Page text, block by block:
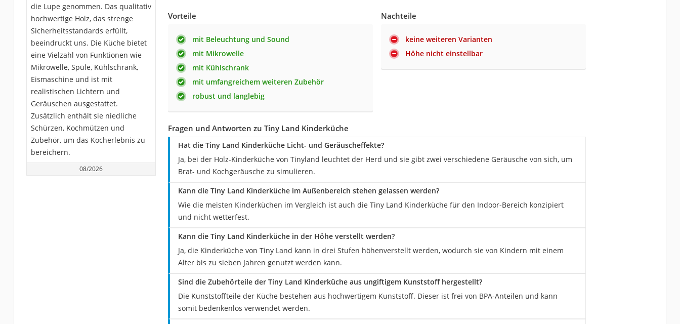
die Lupe genommen. Das qualitativ
hochwertige Holz, das strenge
Sicherheitsstandards erfüllt,
beeindruckt uns. Die Küche bietet
eine Vielzahl von Funktionen wie
Mikrowelle, Spüle, Kühlschrank,
Eismaschine und ist mit
realistischen Lichtern und
Geräuschen ausgestattet.
Zusätzlich enthält sie niedliche
Schürzen, Kochmützen und
Zubehör, um das Kocherlebnis zu
bereichern.
08/2026
Vorteile
mit Beleuchtung und Sound
mit Mikrowelle
mit Kühlschrank
mit umfangreichem weiteren Zubehör
robust und langlebig
Nachteile
keine weiteren Varianten
Höhe nicht einstellbar
Fragen und Antworten zu Tiny Land Kinderküche
Hat die Tiny Land Kinderküche Licht- und Geräuscheffekte?
Ja, bei der Holz-Kinderküche von Tinyland leuchtet der Herd und sie gibt zwei verschiedene Geräusche von sich, um
Brat- und Kochgeräusche zu simulieren.
Kann die Tiny Land Kinderküche im Außenbereich stehen gelassen werden?
Wie die meisten Kinderküchen im Vergleich ist auch die Tiny Land Kinderküche für den Indoor-Bereich konzipiert
und nicht wetterfest.
Kann die Tiny Land Kinderküche in der Höhe verstellt werden?
Ja, die Kinderküche von Tiny Land kann in drei Stufen höhenverstellt werden, wodurch sie von Kindern mit einem
Alter bis zu sieben Jahren genutzt werden kann.
Sind die Zubehörteile der Tiny Land Kinderküche aus ungiftigem Kunststoff hergestellt?
Die Kunststoffteile der Küche bestehen aus hochwertigem Kunststoff. Dieser ist frei von BPA-Anteilen und kann
somit bedenkenlos verwendet werden.